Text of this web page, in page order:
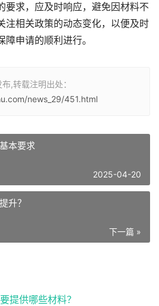
要求，应及时响应，避免因材料不
注相关政策的动态变化，以便及时
申请的顺利进行。
,转载注明出处：
news_29/451.html
本要求
2025-04-20
升？
下一篇 »
提供哪些材料？